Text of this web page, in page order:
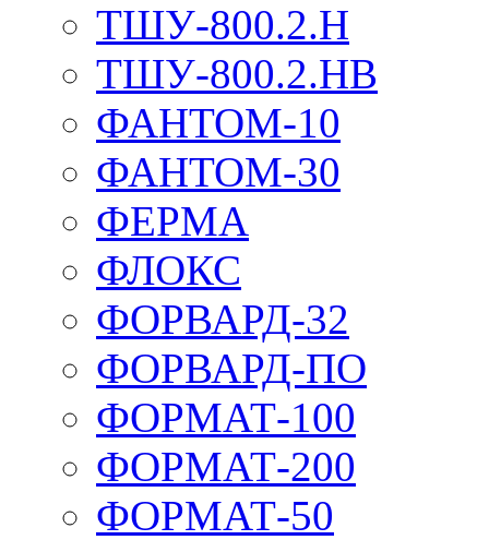
ТШУ-800.2.Н
ТШУ-800.2.НВ
ФАНТОМ-10
ФАНТОМ-30
ФЕРМА
ФЛОКС
ФОРВАРД-32
ФОРВАРД-ПО
ФОРМАТ-100
ФОРМАТ-200
ФОРМАТ-50